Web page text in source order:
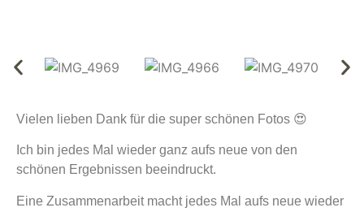
Vielen lieben Dank für die super schönen Fotos 😍
Ich bin jedes Mal wieder ganz aufs neue von den
schönen Ergebnissen beeindruckt.
Eine Zusammenarbeit macht jedes Mal aufs neue wieder